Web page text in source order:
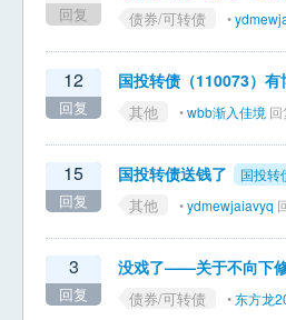
回复 债券/可转债 •
12
回复
国投转债（110073）有
其他 •wbb渐入佳境
15
回复
国投转债送钱了 国投转
其他 •ydmewjaiavyq
3
回复
没戏了——关于不向下
债券/可转债 •东方龙